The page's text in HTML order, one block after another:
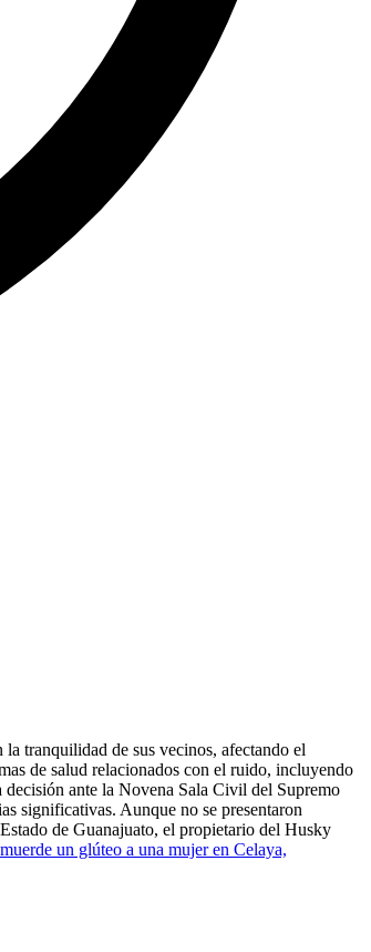
tranquilidad de sus vecinos, afectando el
de salud relacionados con el ruido, incluyendo
ante la Novena Sala Civil del Supremo
significativas. Aunque no se presentaron
de Guanajuato, el propietario del Husky
un glúteo a una mujer en Celaya,